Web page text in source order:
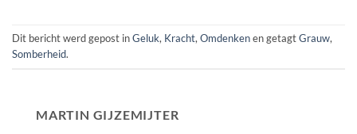
Dit bericht werd gepost inGeluk, Kracht, Omdenkenen getagtGrauw,
Somberheid.
MARTIN GIJZEMIJTER